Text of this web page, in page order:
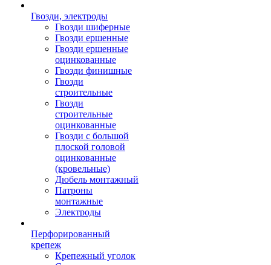
Гвозди, электроды
Гвозди шиферные
Гвозди ершенные
Гвозди ершенные
оцинкованные
Гвозди финишные
Гвозди
строительные
Гвозди
строительные
оцинкованные
Гвозди с большой
плоской головой
оцинкованные
(кровельные)
Дюбель монтажный
Патроны
монтажные
Электроды
Перфорированный
крепеж
Крепежный уголок